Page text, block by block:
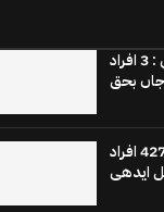
باراتیوں کی کار نہر میں جاگری : 3 افراد
بحق
کراچی میں 5روز میں گرمی سے 427 افراد
ایدھی